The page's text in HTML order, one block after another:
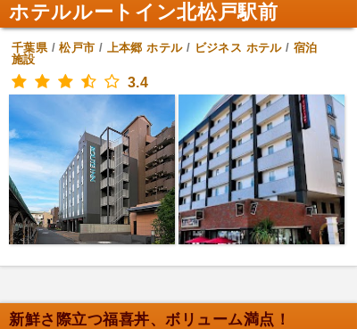
ホテルルートイン北松戸駅前
千葉県/松戸市 / 上本郷 ホテル/ ビジネス ホテル/ 宿泊
施設
3.4
新鮮さ際立つ福喜丼、ボリューム満点！